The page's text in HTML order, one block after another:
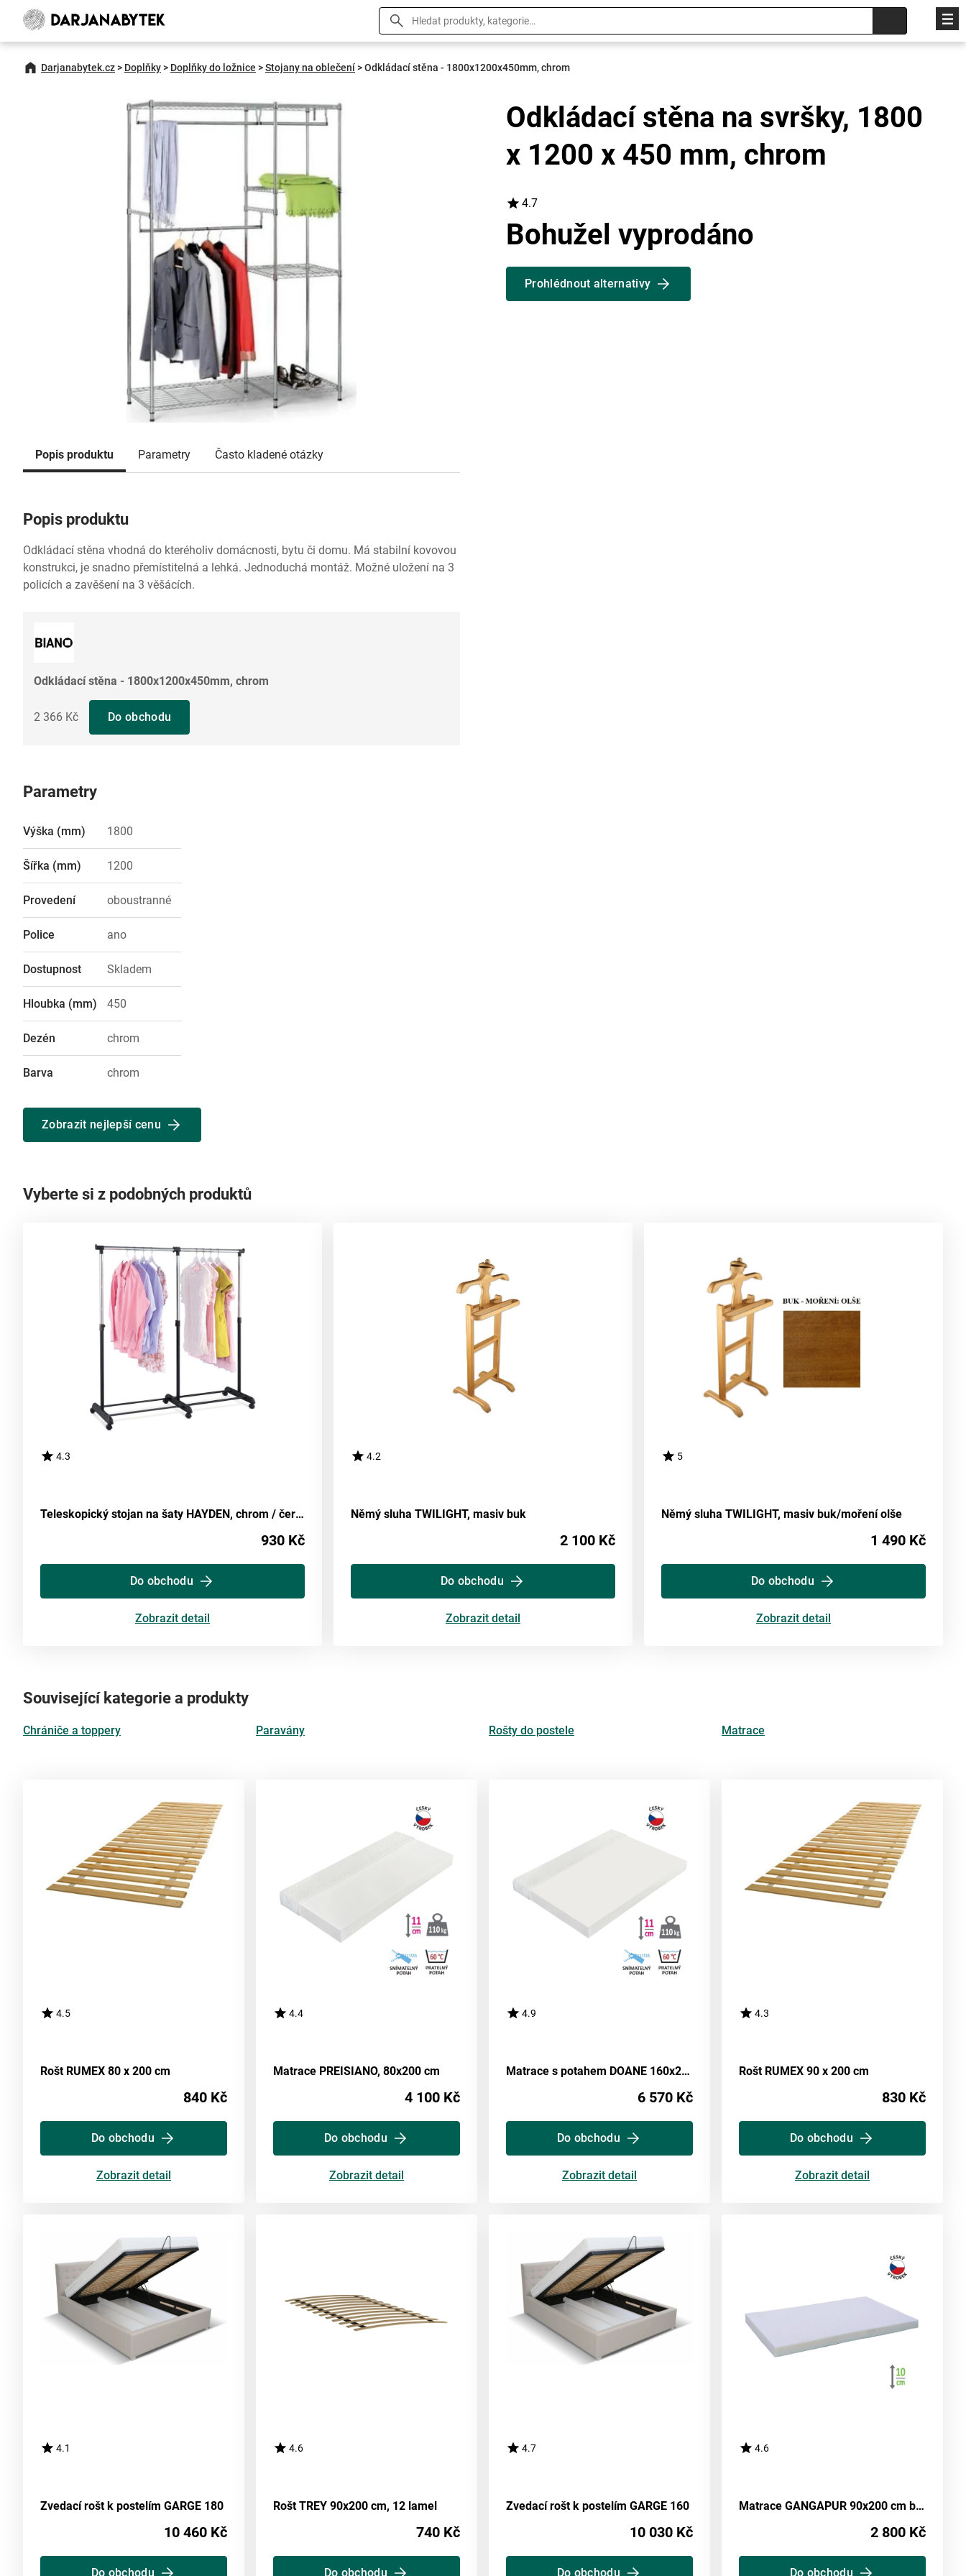
Darjanabytek.cz> Doplňky> Doplňky do ložnice >Stojany na oblečení>Odkládací stěna - 1800x1200x450mm, chrom
Popis produktu Parametry Často kladené otázky
Popis produktu
Odkládací stěna vhodná do kteréholiv domácnosti, bytu či domu. Má stabilní kovovou
konstrukci, je snadno přemístitelná a lehká. Jednoduchá montáž. Možné uložení na 3
policích a zavěšení na 3 věšácích.
Odkládací stěna - 1800x1200x450mm, chrom
2 366 Kč Do obchodu
Parametry
Výška (mm) 1800
Šířka (mm) 1200
Provedení oboustranné
Police ano
Dostupnost Skladem
Hloubka (mm) 450
Dezén chrom
Barva chrom
Zobrazit nejlepší cenu
Odkládací stěna na svršky, 1800
x 1200 x 450 mm, chrom
4.7
Bohužel vyprodáno
Prohlédnout alternativy
Vyberte si z podobných produktů
4.3
Teleskopický stojan na šaty HAYDEN, chrom / černá
930 Kč
Do obchodu
Zobrazit detail
4.2
Němý sluha TWILIGHT, masiv buk
2 100 Kč
Do obchodu
Zobrazit detail
5
Němý sluha TWILIGHT, masiv buk/moření olše
1 490 Kč
Do obchodu
Zobrazit detail
Související kategorie a produkty
Chrániče a toppery Paravány Rošty do postele Matrace
4.5
Rošt RUMEX 80 x 200 cm
840 Kč
Do obchodu
Zobrazit detail
4.4
Matrace PREISIANO, 80x200 cm
4 100 Kč
Do obchodu
Zobrazit detail
4.9
Matrace s potahem DOANE 160x200 cm
6 570 Kč
Do obchodu
Zobrazit detail
4.3
Rošt RUMEX 90 x 200 cm
830 Kč
Do obchodu
Zobrazit detail
4.1
Zvedací rošt k postelím GARGE 180
10 460 Kč
Do obchodu
4.6
Rošt TREY 90x200 cm, 12 lamel
740 Kč
Do obchodu
4.7
Zvedací rošt k postelím GARGE 160
10 030 Kč
Do obchodu
4.6
Matrace GANGAPUR 90x200 cm bez potahu
2 800 Kč
Do obchodu